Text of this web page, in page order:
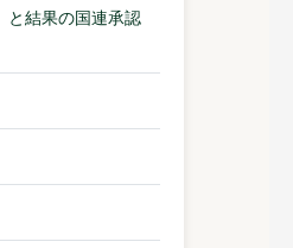
と結果の国連承認